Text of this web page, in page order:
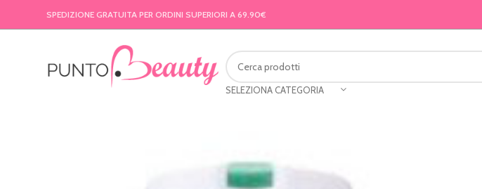
SPEDIZIONE GRATUITA PER ORDINI SUPERIORI A 69.90€
SELEZIONA CATEGORIA